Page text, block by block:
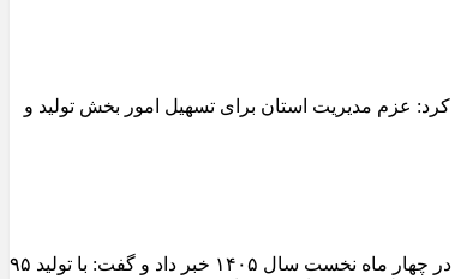
عزم مدیریت استان برای تسهیل امور بخش تولید و
مدیرعامل سازمان عمران و بازآفرینی فضاهای شهری شهرداری تبریز از ثبت یکی از شاخص‌ترین عملکردهای تولیدی کارخانجات آسفالت این سازمان در چهار ماه نخست سال ۱۴۰۵ خبر داد و گفت: با تولید ۹۵